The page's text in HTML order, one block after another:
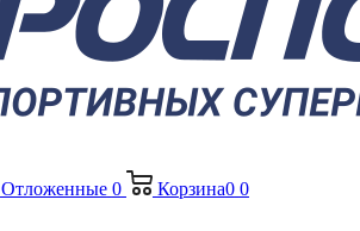
Отложенные 0 Корзина0 0